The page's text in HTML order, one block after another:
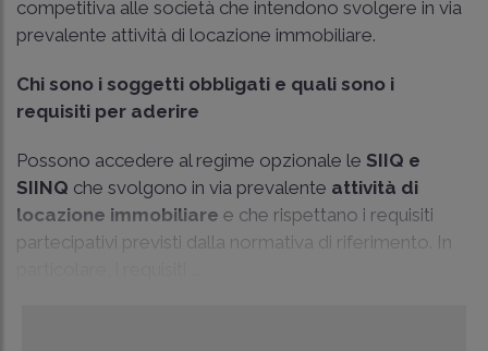
competitiva alle società che intendono svolgere in via
prevalente attività di locazione immobiliare.
Chi sono i soggetti obbligati e quali sono i
requisiti per aderire
Possono accedere al regime opzionale le SIIQ e
SIINQ che svolgono in via prevalente attività di
locazione immobiliare e che rispettano i requisiti
partecipativi previsti dalla normativa di riferimento. In